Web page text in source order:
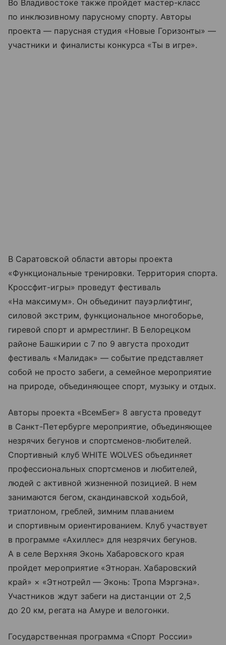
Во Владивостоке также пройдет мастер-класс
по инклюзивному парусному спорту. Авторы
проекта — парусная студия «Новые Горизонты» —
участники и финалисты конкурса «Ты в игре».
В Саратовской области авторы проекта
«Функциональные тренировки. Территория спорта.
Кроссфит-игры» проведут фестиваль
«На максимум». Он объединит пауэрлифтинг,
силовой экстрим, функциональное многоборье,
гиревой спорт и армрестлинг. В Белорецком
районе Башкирии с 7 по 9 августа проходит
фестиваль «Малидак» — событие представляет
собой не просто забеги, а семейное мероприятие
на природе, объединяющее спорт, музыку и отдых.
Авторы проекта «ВсемБег» 8 августа проведут
в Санкт-Петербурге мероприятие, объединяющее
незрячих бегунов и спортсменов-любителей.
Спортивный клуб WHITE WOLVES объединяет
профессиональных спортсменов и любителей,
людей с активной жизненной позицией. В нем
занимаются бегом, скандинавской ходьбой,
триатлоном, греблей, зимним плаванием
и спортивным ориентированием. Клуб участвует
в программе «Ахиллес» для незрячих бегунов.
А в селе Верхняя Эконь Хабаровского края
пройдет мероприятие «Этноран. Хабаровский
край» × «Этнотрейл — Эконь: Тропа Мэргэна».
Участников ждут забеги на дистанции от 2,5
до 20 км, регата на Амуре и велогонки.
‎Государственная программа «Спорт России»